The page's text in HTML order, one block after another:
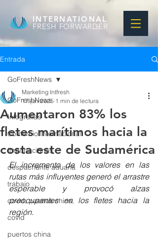
INTERNATIONAL
FRESH FORWARDER
Entrada
GoFreshNews
Infografias
Comercio Internacional
Importaciones
despachante aduana
trabajo
covid, puertos china,
covid
puertos china
GoFreshNews
Aumentaron 83% los
fletes marítimos hacia la
costa este de Sudamérica
Marketing Intfresh
17 jun 2025 1 min de lectura
El incremento de los valores en las
rutas más influyentes generó el arrastre
esperable y provocó alzas
preocupantes en los fletes hacia la
región.